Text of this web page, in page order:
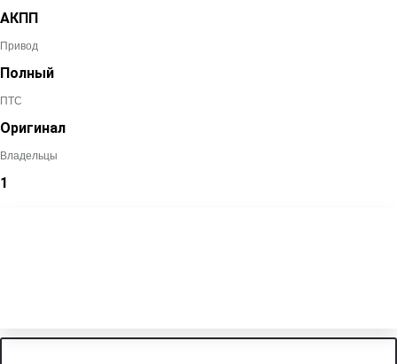
АКПП
Привод
Полный
ПТС
Оригинал
Владельцы
1